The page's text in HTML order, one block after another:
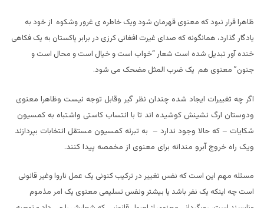
ظاهرا قرار نبود که معنوی قهرمان شود ویک خاطره ی غرور وشکوه از خود به
یادگار گذارد، همانگونه که صدای غیرت افغانی کرزی در برابر پاکستان به یک فکاهی
خنده آور تبدیل شده است شعار “خواب است و خیال است و محال است و
جنون” معنوی هم یک ضرب المثل مضحک می شود.
اگر چه تغییرات ایجاد شده چندان نظر گیر وقابل توجه نیست وظاهرا معنوی
ودوستان ارگ نشینش کوشیده اند تا با انتساب کاستی واشتباه به کمسیون
شکایات – که حالا وجود ندارد – به تبرئه کمسیون مستقل انتخابات بپردازند
ویک راه خروج آبرو مندانه برای معنوی از مخمصه پیدا کنند.
مسئله مهم این است که نفس تغییر در ترکیب کنونی یک عمل ناروا وغیر قانونی
است چه اینکه یک نفر باشد یا بیشتر ونفس تسلیمی معنوی یک امر مذموم